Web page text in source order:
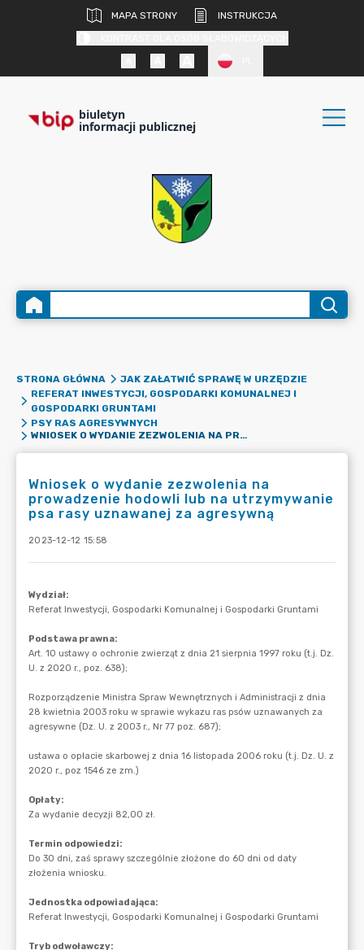
MAPA STRONY
INSTRUKCJA
biuletyn
informacji publicznej
STRONA GŁÓWNA
JAK ZAŁATWIĆ SPRAWĘ W URZĘDZIE
REFERAT INWESTYCJI, GOSPODARKI KOMUNALNEJ I
GOSPODARKI GRUNTAMI
PSY RAS AGRESYWNYCH
WNIOSEK O WYDANIE ZEZWOLENIA NA PROWADZENIE HODOWLI LUB NA UTRZYMYWANIE PSA RASY UZNAWANEJ ZA AGRESYWNĄ
Wniosek o wydanie zezwolenia na
prowadzenie hodowli lub na utrzymywanie
psa rasy uznawanej za agresywną
2023-12-12 15:58